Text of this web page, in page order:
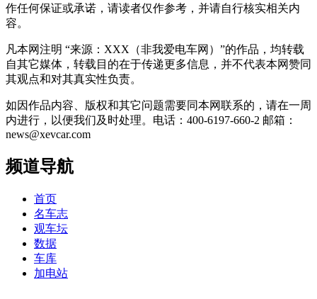
作任何保证或承诺，请读者仅作参考，并请自行核实相关内
容。
凡本网注明 “来源：XXX（非我爱电车网）”的作品，均转载
自其它媒体，转载目的在于传递更多信息，并不代表本网赞同
其观点和对其真实性负责。
如因作品内容、版权和其它问题需要同本网联系的，请在一周
内进行，以便我们及时处理。电话：400-6197-660-2 邮箱：
news@xevcar.com
频道导航
首页
名车志
观车坛
数据
车库
加电站